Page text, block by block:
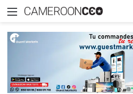
Menu